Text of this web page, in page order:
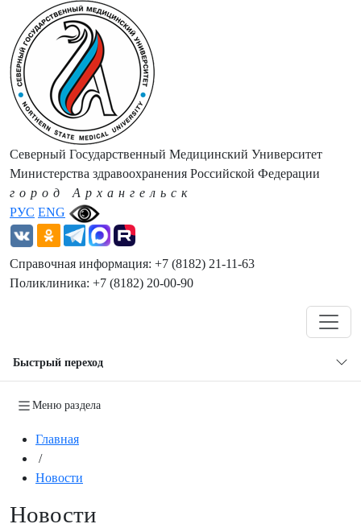
РУС ENG
Северный Государственный Медицинский Университет
Министерства здравоохранения Российской Федерации
город Архангельск
Справочная информация: +7 (8182) 21-11-63
Поликлиника: +7 (8182) 20-00-90
Быстрый переход
Меню раздела
Главная
/
Новости
Новости